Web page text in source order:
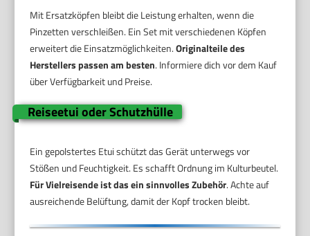
Mit Ersatzköpfen bleibt die Leistung erhalten, wenn die
Pinzetten verschleißen. Ein Set mit verschiedenen Köpfen
erweitert die Einsatzmöglichkeiten.Originalteile des
Herstellers passen am besten. Informiere dich vor dem Kauf
über Verfügbarkeit und Preise.
Reiseetui oder Schutzhülle
Ein gepolstertes Etui schützt das Gerät unterwegs vor
Stößen und Feuchtigkeit. Es schafft Ordnung im Kulturbeutel.
Für Vielreisende ist das ein sinnvolles Zubehör. Achte auf
ausreichende Belüftung, damit der Kopf trocken bleibt.